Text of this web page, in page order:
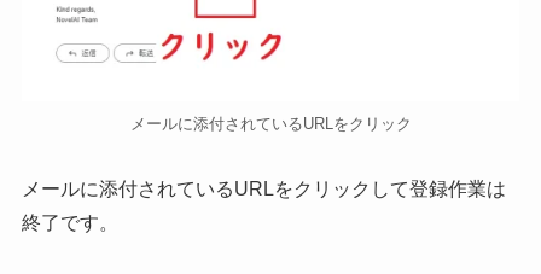
メールに添付されているURLをクリック
メールに添付されているURLをクリックして登録作業は
終了です。